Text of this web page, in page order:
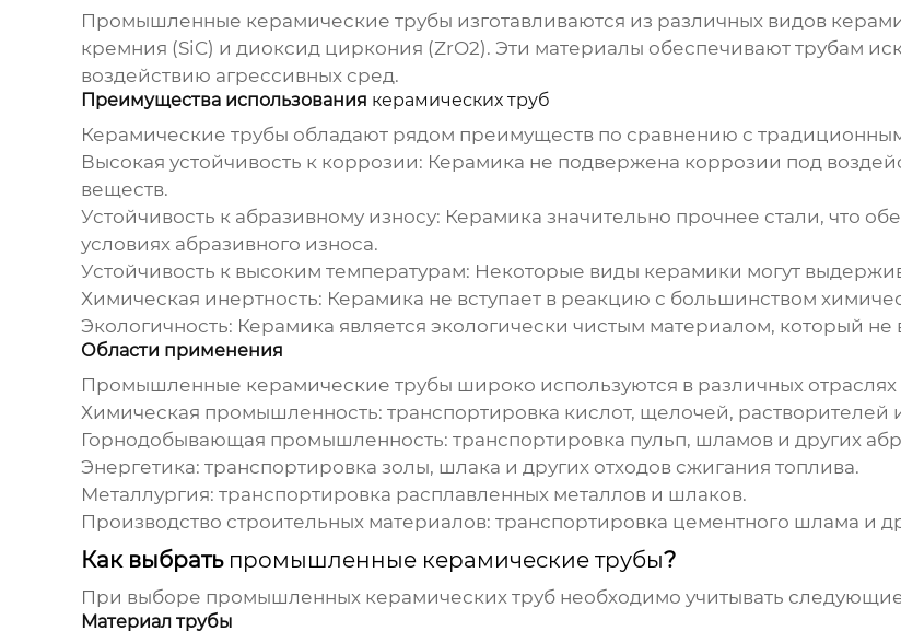
Промышленные керамические трубы изготавливаются из различных видов
кремния (SiC) и диоксид циркония (ZrO2). Эти материалы обеспечивают трубам
воздействию агрессивных сред.
Преимущества использования керамических труб
Керамические трубы обладают рядом преимуществ по сравнению с
Высокая устойчивость к коррозии: Керамика не подвержена коррозии под
веществ.
Устойчивость к абразивному износу: Керамика значительно прочнее стали, что
условиях абразивного износа.
Устойчивость к высоким температурам: Некоторые виды керамики могут
Химическая инертность: Керамика не вступает в реакцию с большинством
Экологичность: Керамика является экологически чистым материалом, который
Области применения
Промышленные керамические трубы широко используются в различных
Химическая промышленность: транспортировка кислот, щелочей, растворителей
Горнодобывающая промышленность: транспортировка пульп, шламов и других
Энергетика: транспортировка золы, шлака и других отходов сжигания топлива.
Металлургия: транспортировка расплавленных металлов и шлаков.
Производство строительных материалов: транспортировка цементного шлама и
Как выбрать промышленные керамические трубы?
При выборе промышленных керамических трубнеобходимо учитывать
Материал трубы